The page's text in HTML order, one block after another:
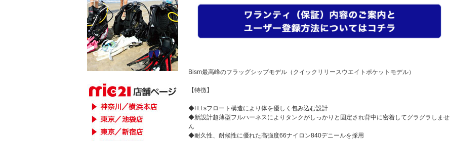
Bism最高峰のフラッグシップモデル（クイックリリースウエイトポケットモデル）
【特徴】
◆H.f.sフロート構造により体を優しく包み込む設計
◆新設計超薄型フルハーネスによりタンクがしっかりと固定され背中に密着してグラグラしませ
ん
◆耐久性、耐候性に優れた高強度66ナイロン840デニールを採用